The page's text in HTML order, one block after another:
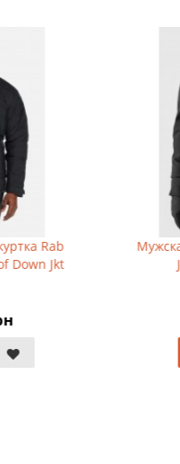
Rab
Down Jkt